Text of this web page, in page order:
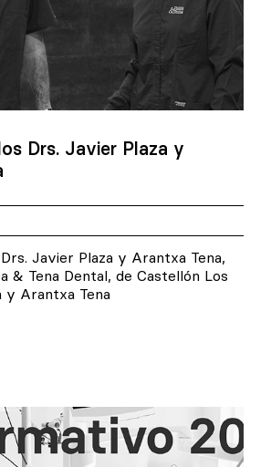
Drs. Javier Plaza y
Javier Plaza y Arantxa Tena,
& Tena Dental, de Castellón Los
y Arantxa Tena